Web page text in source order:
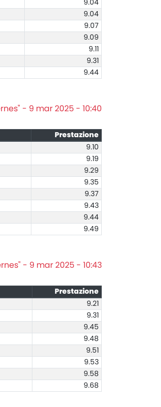
9.04
9.04
9.07
9.09
9.11
9.31
9.44
- 9 mar 2025 - 10:40
Prestazione
9.10
9.19
9.29
9.35
9.37
9.43
9.44
9.49
- 9 mar 2025 - 10:43
Prestazione
9.21
9.31
9.45
9.48
9.51
9.53
9.58
9.68